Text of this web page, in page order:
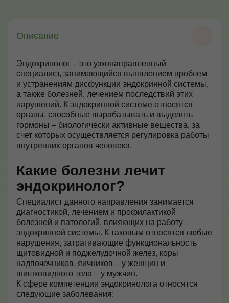
Оплата онлайн
Записаться сейчас
Описание
Эндокринолог – это узконаправленный
специалист, занимающийся выявлением проблем
и устранениям дисфункции эндокринной системы,
а также болезней, лечением последствий этих
нарушений. К эндокринной системе относятся
органы, способные вырабатывать и выделять
гормоны – биологически активные вещества, за
счет которых осуществляется регулировка работы
внутренних органов человека.
Какие болезни лечит
эндокринолог?
Специалист данного направления занимается
диагностикой, лечением и профилактикой
болезней и патологий, влияющих на работу
эндокринной системы. К таковым относятся любые
нарушения, затрагивающие функциональность
щитовидной и поджелудочной желез, коры
надпочечников, яичников – у женщин и
шишковидного тела – у мужчин.
К сфере компетенции эндокринолога относятся
следующие заболевания: